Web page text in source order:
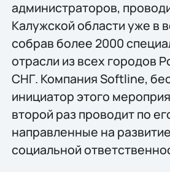
администраторов,
Калужской области уже в
собрав более 2000
отрасли из всех городов
СНГ. Компания Softline,
инициатор этого
второй раз проводит по
направленные на
социальной